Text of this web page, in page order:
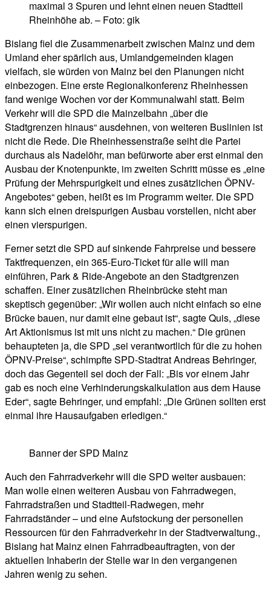
maximal 3 Spuren und lehnt einen neuen Stadtteil
Rheinhöhe ab. – Foto: gik
Bislang fiel die Zusammenarbeit zwischen Mainz und dem
Umland eher spärlich aus, Umlandgemeinden klagen
vielfach, sie würden von Mainz bei den Planungen nicht
einbezogen. Eine erste Regionalkonferenz Rheinhessen
fand wenige Wochen vor der Kommunalwahl statt. Beim
Verkehr will die SPD die Mainzelbahn „über die
Stadtgrenzen hinaus“ ausdehnen, von weiteren Buslinien ist
nicht die Rede. Die Rheinhessenstraße seiht die Partei
durchaus als Nadelöhr, man befürworte aber erst einmal den
Ausbau der Knotenpunkte, im zweiten Schritt müsse es „eine
Prüfung der Mehrspurigkeit und eines zusätzlichen ÖPNV-
Angebotes“ geben, heißt es im Programm weiter. Die SPD
kann sich einen dreispurigen Ausbau vorstellen, nicht aber
einen vierspurigen.
Ferner setzt die SPD auf sinkende Fahrpreise und bessere
Taktfrequenzen, ein 365-Euro-Ticket für alle will man
einführen, Park & Ride-Angebote an den Stadtgrenzen
schaffen. Einer zusätzlichen Rheinbrücke steht man
skeptisch gegenüber: „Wir wollen auch nicht einfach so eine
Brücke bauen, nur damit eine gebaut ist“, sagte Quis, „diese
Art Aktionismus ist mit uns nicht zu machen.“ Die grünen
behaupteten ja, die SPD „sei verantwortlich für die zu hohen
ÖPNV-Preise“, schimpfte SPD-Stadtrat Andreas Behringer,
doch das Gegenteil sei doch der Fall: „Bis vor einem Jahr
gab es noch eine Verhinderungskalkulation aus dem Hause
Eder“, sagte Behringer, und empfahl: „Die Grünen sollten erst
einmal ihre Hausaufgaben erledigen.“
Banner der SPD Mainz
Auch den Fahrradverkehr will die SPD weiter ausbauen:
Man wolle einen weiteren Ausbau von Fahrradwegen,
Fahrradstraßen und Stadtteil-Radwegen, mehr
Fahrradständer – und eine Aufstockung der personellen
Ressourcen für den Fahrradverkehr in der Stadtverwaltung.,
Bislang hat Mainz einen Fahrradbeauftragten, von der
aktuellen Inhaberin der Stelle war in den vergangenen
Jahren wenig zu sehen.